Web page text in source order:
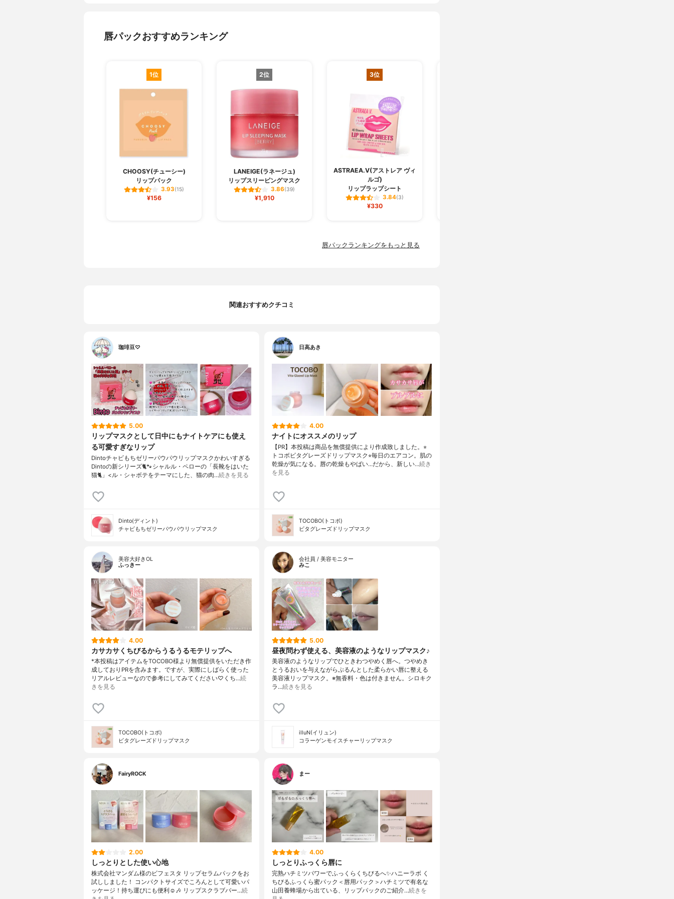
唇パックおすすめランキング
1位
CHOOSY(チューシー)
リップパック
3.93(15)
¥156
2位
LANEIGE(ラネージュ)
リップスリーピングマスク
3.86(39)
¥1,910
3位
ASTRAEA.V(アストレア ヴィ
ルゴ)
リップラップシート
3.84(3)
¥330
唇パックランキングをもっと見る
関連おすすめクチコミ
珈琲豆♡
5.00
リップマスクとして日中にもナイトケアにも使え
る可愛すぎなリップ
Dintoチャビもちゼリーパウパウリップマスクかわいすぎる
Dintoの新シリーズ🐈️🐾シャルル・ペローの「長靴をはいた
猫🐈」<ル・シャボテをテーマにした、猫の肉…続きを見る
Dinto(ディント)
チャビもちゼリーパウパウリップマスク
日高あき
4.00
ナイトにオススメのリップ
【PR】本投稿は商品を無償提供により作成致しました。⭐︎
トコボビタグレーズドリップマスク⭐︎毎日のエアコン。肌の
乾燥が気になる。唇の乾燥もやばい…だから、新しい…続き
を見る
TOCOBO(トコボ)
ビタグレーズドリップマスク
美容大好きOL
ふっきー
4.00
カサカサくちびるからうるうるモテリップへ
*本投稿はアイテムをTOCOBO様より無償提供をいただき作
成しておりPRを含みます。ですが、実際にしばらく使った
リアルレビューなので参考にしてみてください♡くち…続
きを見る
TOCOBO(トコボ)
ビタグレーズドリップマスク
会社員 / 美容モニター
みこ
5.00
昼夜問わず使える、美容液のようなリップマスク♪
美容液のようなリップでひときわつやめく唇へ。つやめき
とうるおいを与えながらぷるんとした柔らかい唇に整える
美容液リップマスク。※無香料・色は付きません。シロキク
ラ…続きを見る
illuN(イリュン)
コラーゲンモイスチャーリップマスク
FairyROCK
2.00
しっとりとした使い心地
株式会社マンダム様のビフェスタ リップセラムパックをお
試ししました！ コンパクトサイズでころんとして可愛いパ
ッケージ！持ち運びにも便利☺️🎶 リップスクラブバー…続
まー
4.00
しっとりふっくら唇に
完熟ハチミツパワーでふっくらくちびるへ✨⁡⁡ハニーラボ く
ちびるふっくら蜜パック＜唇用パック＞⁡ハチミツで有名な
山田養蜂場から出ている、リップパックのご紹介⁡⁡…続きを